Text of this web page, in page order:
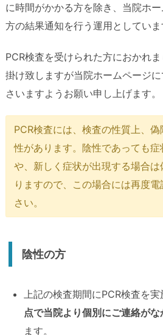
に時間がかかる方を除き、当院ホ
方の結果通知を行う運用としていま
PCR検査を受けられた方におかれ
掛け致しますが当院ホームページ
さいますようお願い申し上げます。
PCR検査には、検査の性質上、
性があります。陰性であっても
や、新しく症状が出現する場合
りますので、この場合には再度
さい。
陰性の方
上記の検査期間にPCR検査を実
点で当院より個別にご連絡が
ます。